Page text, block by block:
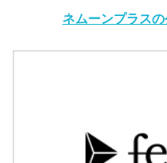
ネムーンプラス